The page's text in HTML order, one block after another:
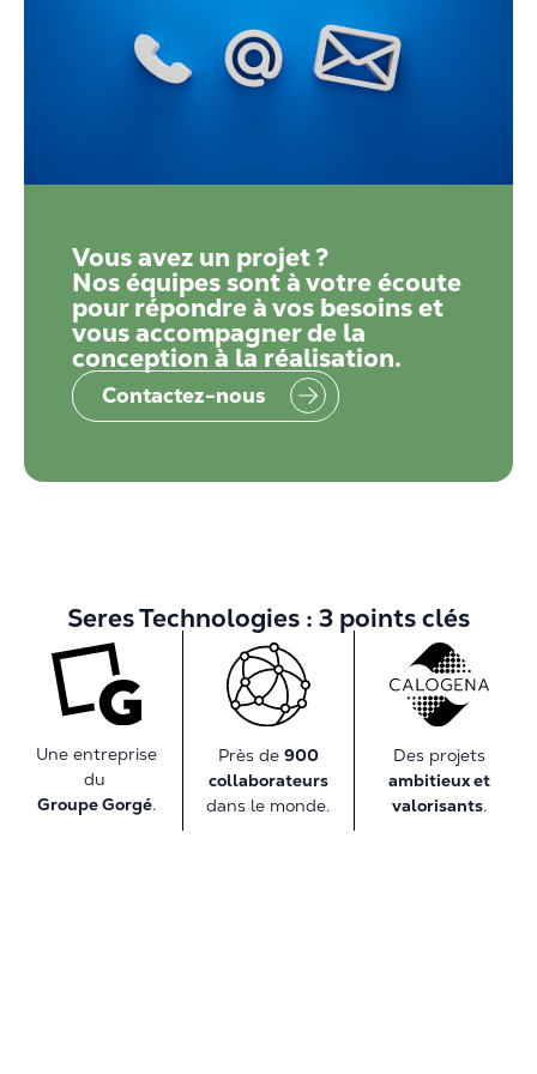
Vous avez un projet ?
Nos équipes sont à votre écoute
pour répondre à vos besoins et
vous accompagner de la
conception à la réalisation.
Contactez-nous
Seres Technologies : 3 points clés
Une entreprise
du
Groupe Gorgé.
Près de 900
collaborateurs
dans le monde.
Des projets
ambitieux et
valorisants.